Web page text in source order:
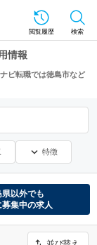
閲覧履歴 検索
情報
ビ転職では徳島市など
特徴
県以外でも
募集中の求人